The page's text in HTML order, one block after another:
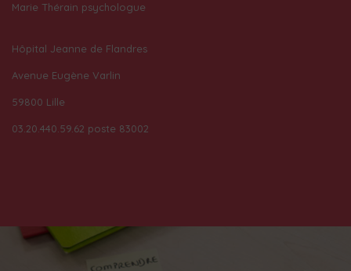
Marie Thérain psychologue
Hôpital Jeanne de Flandres
Avenue Eugène Varlin
59800 Lille
03.20.440.59.62 poste 83002